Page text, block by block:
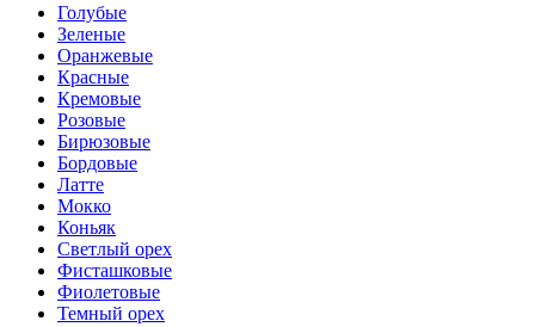
Голубые
Зеленые
Оранжевые
Красные
Кремовые
Розовые
Бирюзовые
Бордовые
Латте
Мокко
Коньяк
Светлый орех
Фисташковые
Фиолетовые
Темный орех